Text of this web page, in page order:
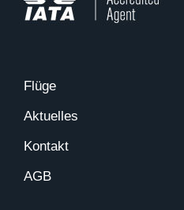
Flüge
Aktuelles
Kontakt
AGB